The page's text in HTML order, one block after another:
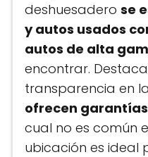
deshuesadero se
y autos usados
autos de alta
encontrar.
transparencia en
ofrecen
cual no es común
ubicación es ideal